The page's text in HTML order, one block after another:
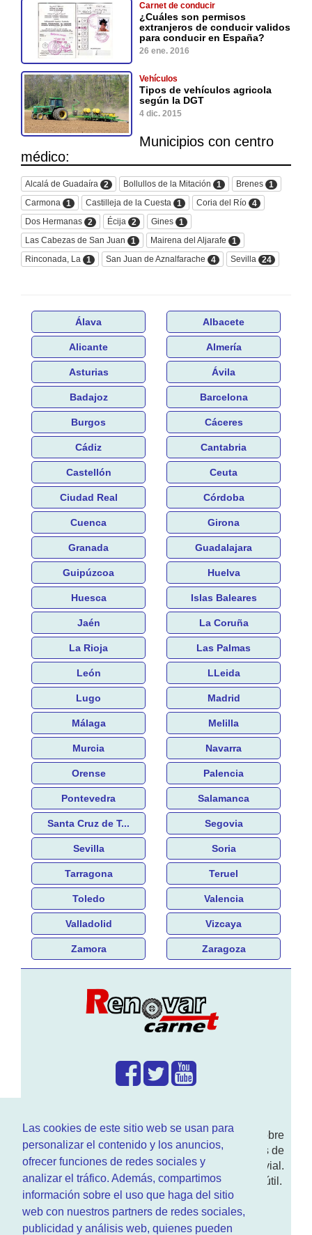
Las cookies de este sitio web se usan para
personalizar el contenido y los anuncios,
ofrecer funciones de redes sociales y
analizar el tráfico. Además, compartimos
información sobre el uso que haga del sitio
web con nuestros partners de redes sociales,
publicidad y análisis web, quienes pueden
Carnet de conducir
¿Cuáles son permisos
extranjeros de conducir validos
para conducir en España?
26 ene. 2016
Vehículos
Tipos de vehículos agricola
según la DGT
4 dic. 2015
Municipios con centro
médico:
Alcalá de Guadaíra 2 Bollullos de la Mitación 1 Brenes 1
Carmona
1 Castilleja de la Cuesta 1 Coria del Río 4
Dos Hermanas 2 Écija 2 Gines 1
Las Cabezas de San Juan
1 Mairena del Aljarafe
1
Rinconada, La
1 San Juan de Aznalfarache 4 Sevilla 24
Álava Albacete
Alicante Almería
Asturias Ávila
Badajoz Barcelona
Burgos Cáceres
Cádiz Cantabria
Castellón Ceuta
Ciudad Real Córdoba
Cuenca Girona
Granada Guadalajara
Guipúzcoa Huelva
Huesca Islas Baleares
Jaén La Coruña
La Rioja Las Palmas
León LLeida
Lugo Madrid
Málaga Melilla
Murcia Navarra
Orense Palencia
Pontevedra Salamanca
Santa Cruz de T... Segovia
Sevilla Soria
Tarragona Teruel
Toledo Valencia
Valladolid Vizcaya
Zamora Zaragoza
Enwww.RenovarCarnet.comTe contamos sobre
larenovación del permisode conducir, noticias de
actualidad motor y sobre todo seguridad vial.
Ademas tenemos todo tipo de información DGT útil.
¿Quienes somos?